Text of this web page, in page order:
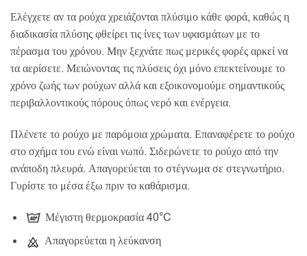
Ελέγχετε αν τα ρούχα χρειάζονται πλύσιμο κάθε φορά, καθώς η
διαδικασία πλύσης φθείρει τις ίνες των υφασμάτων με το
πέρασμα του χρόνου. Μην ξεχνάτε πως μερικές φορές αρκεί να
τα αερίσετε. Μειώνοντας τις πλύσεις όχι μόνο επεκτείνουμε το
χρόνο ζωής των ρούχων αλλά και εξοικονομούμε σημαντικούς
περιβαλλοντικούς πόρους όπως νερό και ενέργεια.
Πλένετε το ρούχο με παρόμοια χρώματα. Επαναφέρετε το ρούχο
στο σχήμα του ενώ είναι νωπό. Σιδερώνετε το ρούχο από την
ανάποδη πλευρά. Απαγορεύεται το στέγνωμα σε στεγνωτήριο.
Γυρίστε το μέσα έξω πριν το καθάρισμα.
Μέγιστη θερμοκρασία 40°C
Απαγορεύεται η λεύκανση